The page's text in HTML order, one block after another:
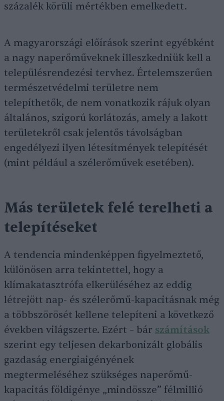
százalék körüli mértékben emelkedett.
A magyarországi előírások szerint egyébként
a nagy naperőműveknek illeszkedniük kell a
településrendezési tervhez. Értelemszerűen
természetvédelmi területre nem
telepíthetők, de nem vonatkozik rájuk olyan
általános, szigorú korlátozás, amely a lakott
területekről csak jelentős távolságban
engedélyezi ilyen létesítmények telepítését
(mint például a szélerőművek esetében).
Más területek felé terelheti a
telepítéseket
A tendencia mindenképpen figyelmeztető,
különösen arra tekintettel, hogy a
klímakatasztrófa elkerüléséhez az eddig
létrejött nap- és szélerőmű-kapacitásnak még
a többszörösét kellene telepíteni a következő
években világszerte. Ezért – bár számítások
szerint egy teljesen dekarbonizált globális
gazdaság energiaigényének
megtermeléséhez szükséges naperőmű-
kapacitás földigénye „mindössze” félmillió